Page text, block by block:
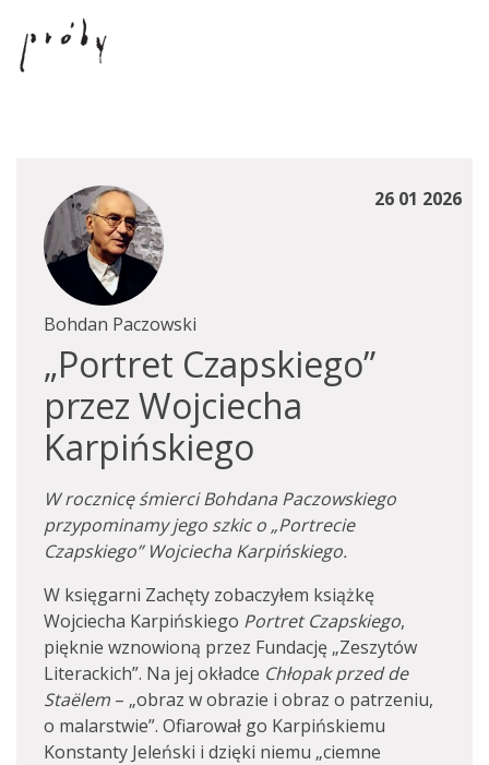
26 01 2026
Bohdan Paczowski
„Portret Czapskiego”
przez Wojciecha
Karpińskiego
W rocznicę śmierci Bohdana Paczowskiego
przypominamy jego szkic o „Portrecie
Czapskiego” Wojciecha Karpińskiego.
W księgarni Zachęty zobaczyłem książkę
Wojciecha Karpińskiego Portret Czapskiego,
pięknie wznowioną przez Fundację „Zeszytów
Literackich”. Na jej okładce Chłopak przed de
Staëlem – „obraz w obrazie i obraz o patrzeniu,
o malarstwie”. Ofiarował go Karpińskiemu
Konstanty Jeleński i dzięki niemu „ciemne